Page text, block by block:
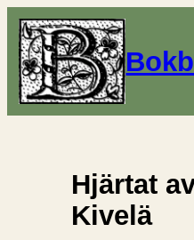
Hjärtat
Kivelä